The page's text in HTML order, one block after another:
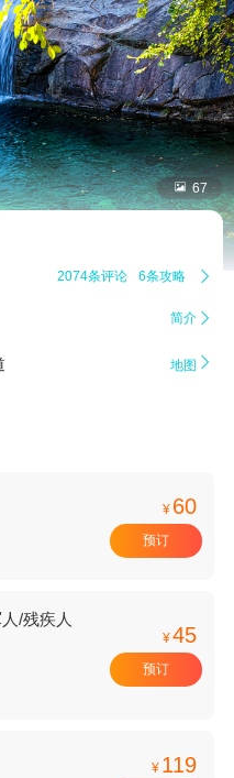
 67
2074条评论 6条攻略 
简介 
地图 
¥ 60
预订
/残疾人
¥45
预订
¥ 119